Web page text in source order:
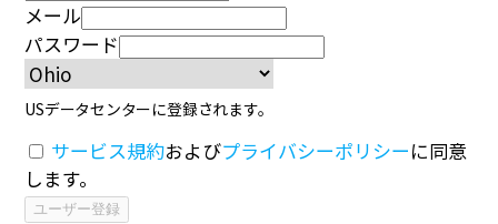
メール
パスワード
USデータセンターに登録されます。
サービス規約およびプライバシーポリシーに同意
します。